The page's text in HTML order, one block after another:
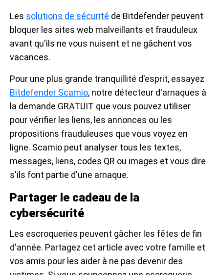
Les solutions de sécurité de Bitdefender peuvent
bloquer les sites web malveillants et frauduleux
avant qu'ils ne vous nuisent et ne gâchent vos
vacances.
Pour une plus grande tranquillité d'esprit, essayez
Bitdefender Scamio, notre détecteur d'arnaques à
la demande GRATUIT que vous pouvez utiliser
pour vérifier les liens, les annonces ou les
propositions frauduleuses que vous voyez en
ligne. Scamio peut analyser tous les textes,
messages, liens, codes QR ou images et vous dire
s'ils font partie d'une arnaque.
Partager le cadeau de la
cybersécurité
Les escroqueries peuvent gâcher les fêtes de fin
d'année. Partagez cet article avec votre famille et
vos amis pour les aider à ne pas devenir des